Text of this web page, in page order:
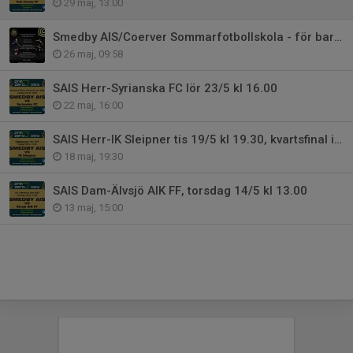
29 maj, 13:00
Smedby AIS/Coerver Sommarfotbollskola - för barn födda 2014-2019
26 maj, 09:58
SAIS Herr-Syrianska FC lör 23/5 kl 16.00
22 maj, 16:00
SAIS Herr-IK Sleipner tis 19/5 kl 19.30, kvartsfinal i Östgötacupen
18 maj, 19:30
SAIS Dam-Älvsjö AIK FF, torsdag 14/5 kl 13.00
13 maj, 15:00